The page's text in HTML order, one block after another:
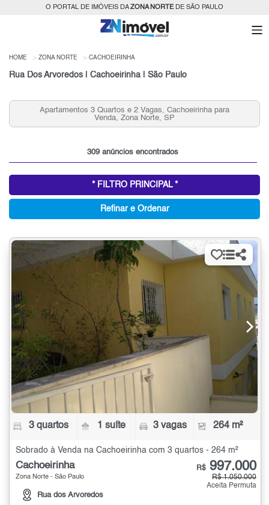
O PORTAL DE IMÓVEIS DAZONA NORTEDE SÃO PAULO
HOME ZONA NORTE CACHOEIRINHA
Rua Dos Arvoredos | Cachoeirinha | São Paulo
Apartamentos 3 Quartos e 2 Vagas, Cachoeirinha para
Venda, Zona Norte, SP
309 anúncios encontrados
* FILTRO PRINCIPAL *
Refinar e Ordenar
3 quartos 1 suíte 3 vagas 264 m²
Sobrado à Venda na Cachoeirinha com 3 quartos - 264 m²
Cachoeirinha
Zona Norte - São Paulo
Rua dos Arvoredos
R$ 997.000
R$ 1.050.000
Aceita Permuta